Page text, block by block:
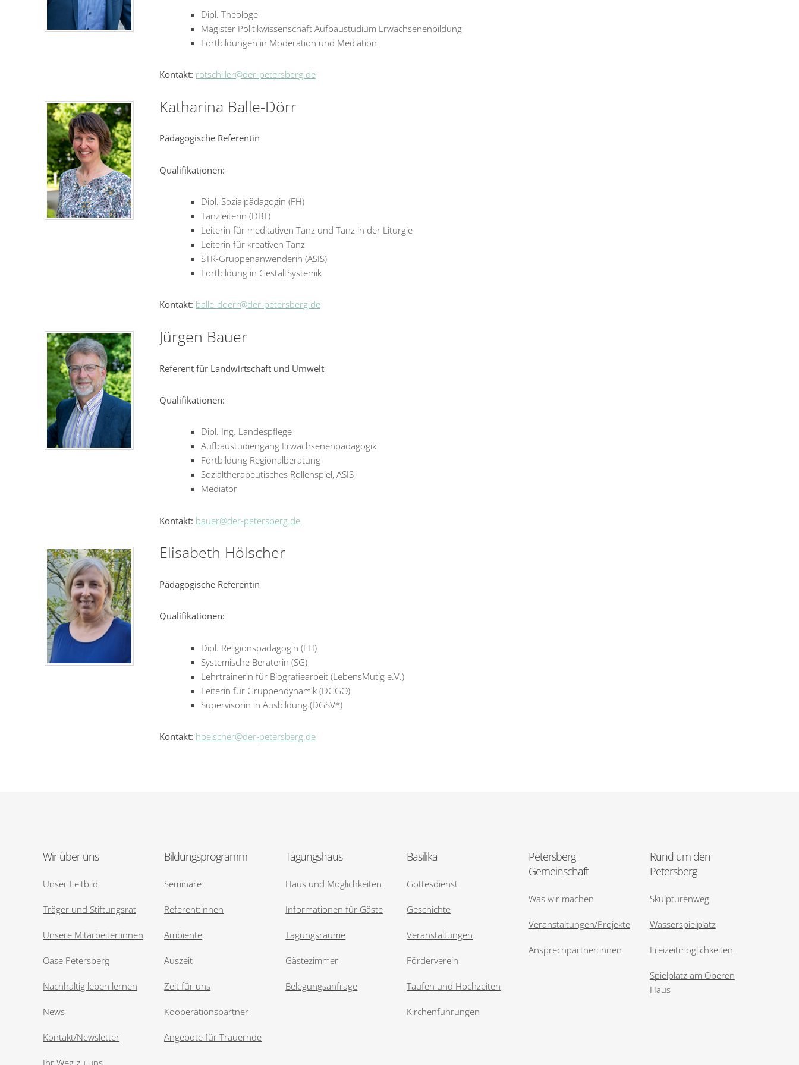
Dipl. Theologe
Magister Politikwissenschaft Aufbaustudium Erwachsenenbildung
Fortbildungen in Moderation und Mediation
Kontakt: rotschiller@der-petersberg.de
Katharina Balle-Dörr
Pädagogische Referentin
Qualifikationen:
Dipl. Sozialpädagogin (FH)
Tanzleiterin (DBT)
Leiterin für meditativen Tanz und Tanz in der Liturgie
Leiterin für kreativen Tanz
STR-Gruppenanwenderin (ASIS)
Fortbildung in GestaltSystemik
Kontakt: balle-doerr@der-petersberg.de
Jürgen Bauer
Referent für Landwirtschaft und Umwelt
Qualifikationen:
Dipl. Ing. Landespflege
Aufbaustudiengang Erwachsenenpädagogik
Fortbildung Regionalberatung
Sozialtherapeutisches Rollenspiel, ASIS
Mediator
Kontakt: bauer@der-petersberg.de
Elisabeth Hölscher
Pädagogische Referentin
Qualifikationen:
Dipl. Religionspädagogin (FH)
Systemische Beraterin (SG)
Lehrtrainerin für Biografiearbeit (LebensMutig e.V.)
Leiterin für Gruppendynamik (DGGO)
Supervisorin in Ausbildung (DGSV*)
Kontakt: hoelscher@der-petersberg.de
Wir über uns
Unser Leitbild
Träger und Stiftungsrat
Unsere Mitarbeiter:innen
Oase Petersberg
Nachhaltig leben lernen
News
Kontakt/Newsletter
Bildungsprogramm
Seminare
Referent:innen
Ambiente
Auszeit
Zeit für uns
Kooperationspartner
Angebote für Trauernde
Tagungshaus
Haus und Möglichkeiten
Informationen für Gäste
Tagungsräume
Gästezimmer
Belegungsanfrage
Basilika
Gottesdienst
Geschichte
Veranstaltungen
Förderverein
Taufen und Hochzeiten
Kirchenführungen
Petersberg-
Gemeinschaft
Was wir machen
Veranstaltungen/Projekte
Ansprechpartner:innen
Rund um den
Petersberg
Skulpturenweg
Wasserspielplatz
Freizeitmöglichkeiten
Spielplatz am Oberen
Haus